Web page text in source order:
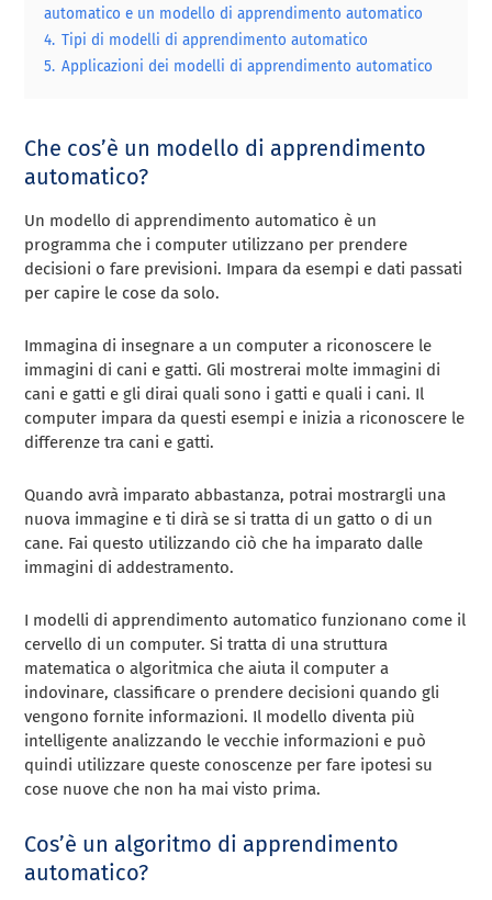
automatico e un modello di apprendimento automatico
4. Tipi di modelli di apprendimento automatico
5. Applicazioni dei modelli di apprendimento automatico
Che cos’è un modello di apprendimento
automatico?
Un modello di apprendimento automatico è un
programma che i computer utilizzano per prendere
decisioni o fare previsioni. Impara da esempi e dati passati
per capire le cose da solo.
Immagina di insegnare a un computer a riconoscere le
immagini di cani e gatti. Gli mostrerai molte immagini di
cani e gatti e gli dirai quali sono i gatti e quali i cani. Il
computer impara da questi esempi e inizia a riconoscere le
differenze tra cani e gatti.
Quando avrà imparato abbastanza, potrai mostrargli una
nuova immagine e ti dirà se si tratta di un gatto o di un
cane. Fai questo utilizzando ciò che ha imparato dalle
immagini di addestramento.
I modelli di apprendimento automatico funzionano come il
cervello di un computer. Si tratta di una struttura
matematica o algoritmica che aiuta il computer a
indovinare, classificare o prendere decisioni quando gli
vengono fornite informazioni. Il modello diventa più
intelligente analizzando le vecchie informazioni e può
quindi utilizzare queste conoscenze per fare ipotesi su
cose nuove che non ha mai visto prima.
Cos’è un algoritmo di apprendimento
automatico?